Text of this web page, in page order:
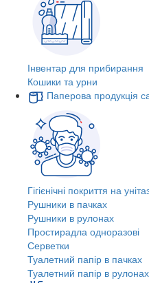
Інвентар для прибирання
Кошики та урни
Паперова продукція
Гігієнічні покриття на
Рушники в пачках
Рушники в рулонах
Простирадла одноразові
Серветки
Туалетний папір в пачках
Туалетний папір в рулонах